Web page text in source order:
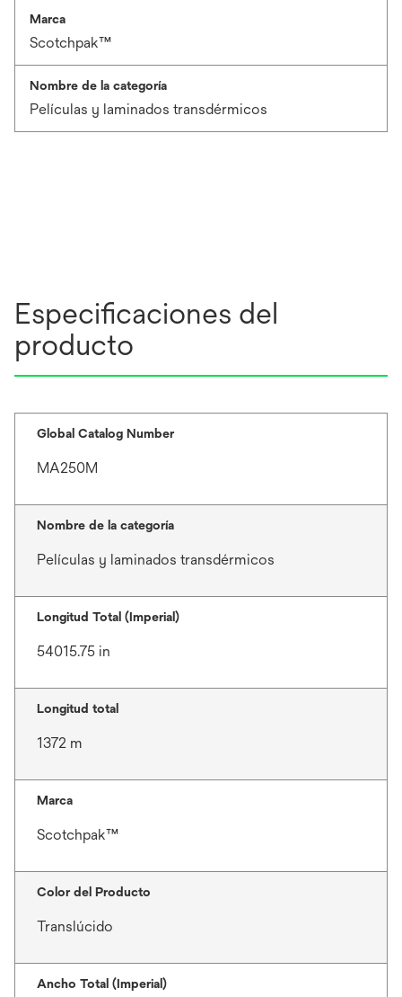
Marca
Scotchpak™
Nombre de la categoría
Películas y laminados transdérmicos
Especificaciones del
producto
Global Catalog Number
MA250M
Nombre de la categoría
Películas y laminados transdérmicos
Longitud Total (Imperial)
54015.75 in
Longitud total
1372 m
Marca
Scotchpak™
Color del Producto
Translúcido
Ancho Total (Imperial)